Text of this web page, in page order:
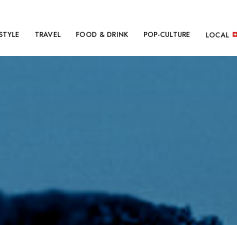
TRAVEL FOOD & DRINK POP-CULTURE LOCAL